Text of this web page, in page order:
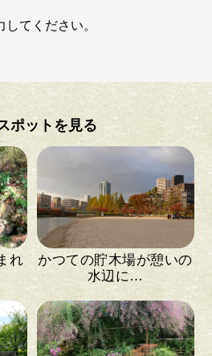
してください。
ポットを見る
れ
かつての貯木場が憩いの
水辺に…